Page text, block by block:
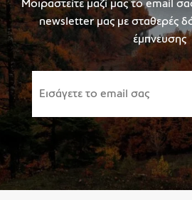
Μοιραστείτε μαζί μας το email
newsletter μας με σταθερές
έμπνευσης